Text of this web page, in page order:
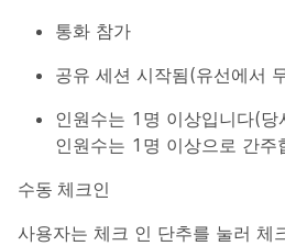
통화 참가
공유 세션 시작됨(유선에서
인원수는 1명 이상입니다(
인원수는 1명 이상으로 간주
수동 체크인
사용자는 체크 인 단추를 눌러 체